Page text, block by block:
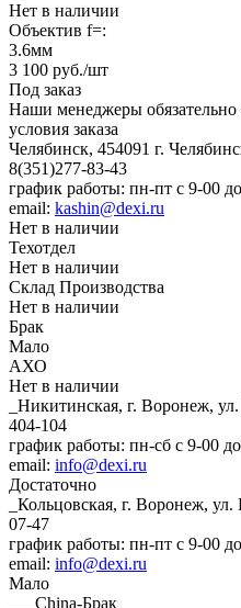
Нет в наличии
Объектив f=:
3.6мм
3 100 руб./шт
Под заказ
Наши менеджеры обязательно
условия заказа
Челябинск, 454091 г.
8(351)277-83-43
график работы: пн-пт с 9-00
email: kashin@dexi.ru
Нет в наличии
Техотдел
Нет в наличии
Склад Производства
Нет в наличии
Брак
Мало
АХО
Нет в наличии
_Никитинская, г. Воронеж,
404-104
график работы: пн-сб с 9-00
email: info@dexi.ru
Достаточно
_Кольцовская, г. Воронеж, ул.
07-47
график работы: пн-пт с 9-00
email: info@dexi.ru
Мало
___China-Брак